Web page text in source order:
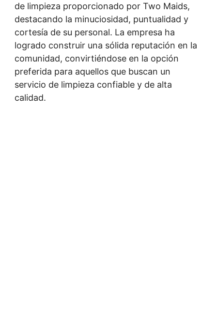
de limpieza proporcionado por Two Maids,
destacando la minuciosidad, puntualidad y
cortesía de su personal. La empresa ha
logrado construir una sólida reputación en la
comunidad, convirtiéndose en la opción
preferida para aquellos que buscan un
servicio de limpieza confiable y de alta
calidad.